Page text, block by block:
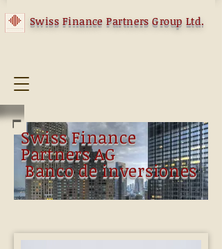
Swiss Finance Partners Group Ltd.
Swiss Finance
Partners AG
Banco de inversiones